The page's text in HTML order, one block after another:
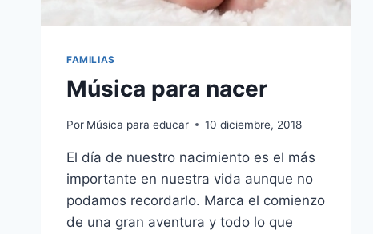
FAMILIAS
Música para nacer
Por Música para educar 10 diciembre, 2018
El día de nuestro nacimiento es el más
importante en nuestra vida aunque no
podamos recordarlo. Marca el comienzo
de una gran aventura y todo lo que